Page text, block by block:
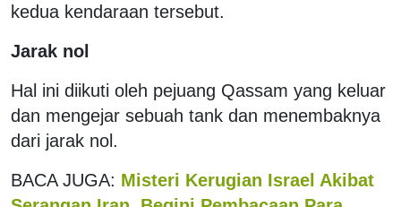
kedua kendaraan tersebut.
Jarak nol
Hal ini diikuti oleh pejuang Qassam yang keluar
dan mengejar sebuah tank dan menembaknya
dari jarak nol.
BACA JUGA: Misteri Kerugian Israel Akibat